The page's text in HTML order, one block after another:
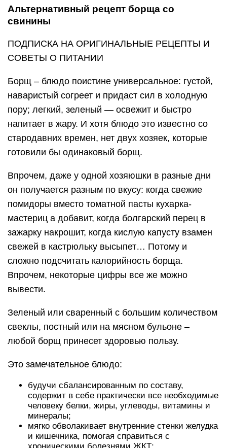
Альтернативный рецепт борща со
свинины
ПОДПИСКА НА ОРИГИНАЛЬНЫЕ РЕЦЕПТЫ И
СОВЕТЫ О ПИТАНИИ
Борщ – блюдо поистине универсальное: густой,
наваристый согреет и придаст сил в холодную
пору; легкий, зеленый — освежит и быстро
напитает в жару. И хотя блюдо это известно со
стародавних времен, нет двух хозяек, которые
готовили бы одинаковый борщ.
Впрочем, даже у одной хозяюшки в разные дни
он получается разным по вкусу: когда свежие
помидоры вместо томатной пасты кухарка-
мастериц а добавит, когда болгарский перец в
зажарку накрошит, когда кислую капусту взамен
свежей в кастрюльку высыпет… Потому и
сложно подсчитать калорийность борща.
Впрочем, некоторые цифры все же можно
вывести.
Зеленый или сваренный с большим количеством
свеклы, постный или на мясном бульоне –
любой борщ принесет здоровью пользу.
Это замечательное блюдо:
будучи сбалансированным по составу,
содержит в себе практически все необходимые
человеку белки, жиры, углеводы, витамины и
минералы;
мягко обволакивает внутренние стенки желудка
и кишечника, помогая справиться с